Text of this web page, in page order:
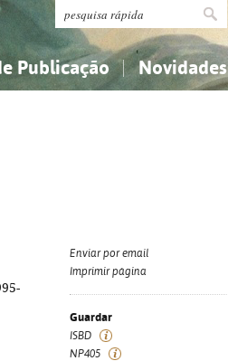
Publicação Novidades
Enviar por email
Imprimir página
Guardar
ISBD
NP405